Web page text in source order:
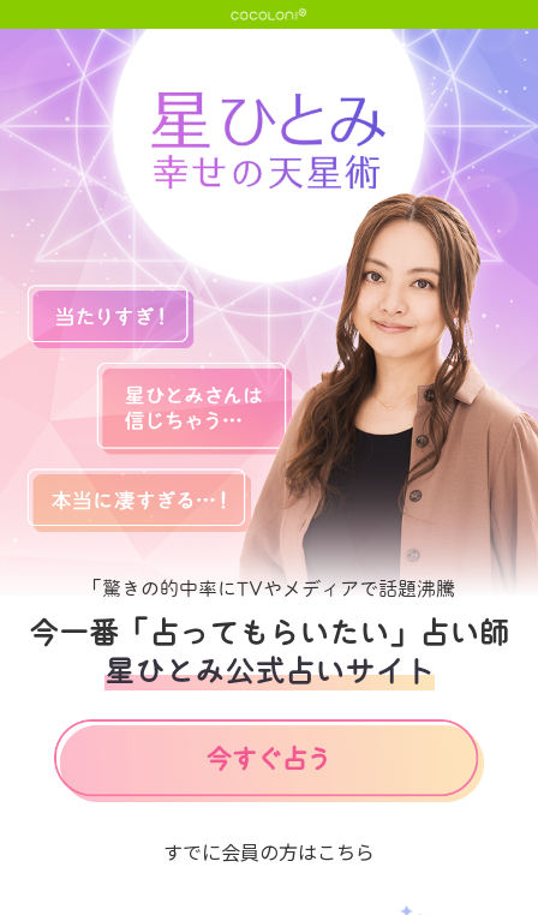
「驚きの的中率にTVやメディアで話題沸騰
今一番「占ってもらいたい」占い師
星ひとみ公式占いサイト
すでに会員の方はこちら